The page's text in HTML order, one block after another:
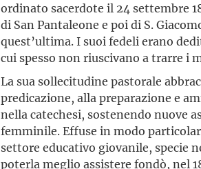
ordinato sacerdote il 24 settembre
di San Pantaleone e poi di S.
quest’ultima. I suoi fedeli erano
cui spesso non riuscivano a trarre i
La sua sollecitudine pastorale
predicazione, alla preparazione e
nella catechesi, sostenendo nuove
femminile. Effuse in modo
settore educativo giovanile, specie
poterla meglio assistere fondò, nel